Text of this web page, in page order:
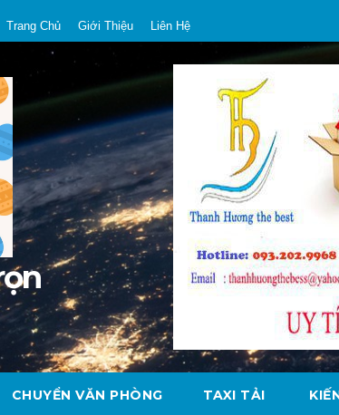
Trang Chủ Giới Thiệu Liên Hệ
CHUYỂN VĂN PHÒNG TAXI TẢI